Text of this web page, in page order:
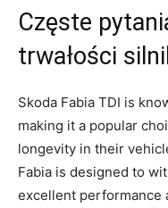
Częste
trwałości
Skoda ⁣Fabia TDI is​
⁤making ‍it a popular
longevity in their
Fabia is ⁢designed to
excellent performance